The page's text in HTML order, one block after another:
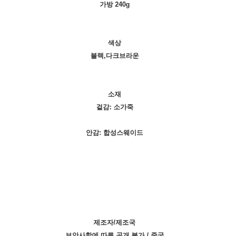
가방 240g
색상
블랙,다크브라운
소재
겉감: 소가죽
안감: 합성스웨이드
제조자/제조국